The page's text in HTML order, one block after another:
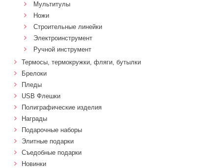
Мультитулы
Ножи
Строительные линейки
Электроинструмент
Ручной инструмент
Термосы, термокружки, фляги, бутылки
Брелоки
Пледы
USB Флешки
Полиграфические изделия
Награды
Подарочные наборы
Элитные подарки
Cъедобные подарки
Новинки